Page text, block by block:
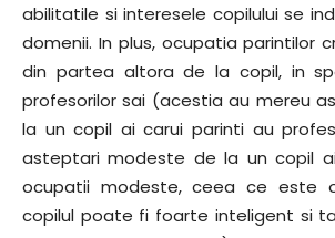
abilitatile si interesele copilului se
domenii. In plus, ocupatia parintilor
din partea altora de la copil, in
profesorilor sai (acestia au mereu
la un copil ai carui parinti au
asteptari modeste de la un copil
ocupatii modeste, ceea ce este
copilul poate fi foarte inteligent si